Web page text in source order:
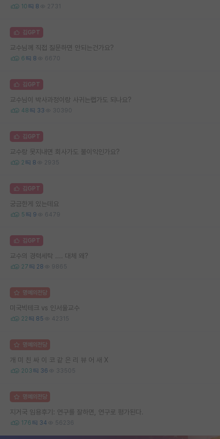
10 8 2731
김GPT
교수님께 직접 질문하면 안되는건가요?
6 8 6670
김GPT
교수님이 박사과정이랑 사귀는랩가도 되나요?
48 33 30390
김GPT
교수랑 못지내면 회사가도 불이익인가요?
2 8 2935
김GPT
궁금한게 있는데요
5 9 6479
김GPT
교수의 경력세탁 .... 대체 왜?
27 28 9865
명예의전당
미국빅테크 vs 인서울교수
22 85 42315
명예의전당
개 미 친 싸 이 코 같 은 리 뷰 어 새 X
203 36 33505
명예의전당
지거국 임용후기: 연구를 잘하면, 연구로 평가된다.
176 34 56236